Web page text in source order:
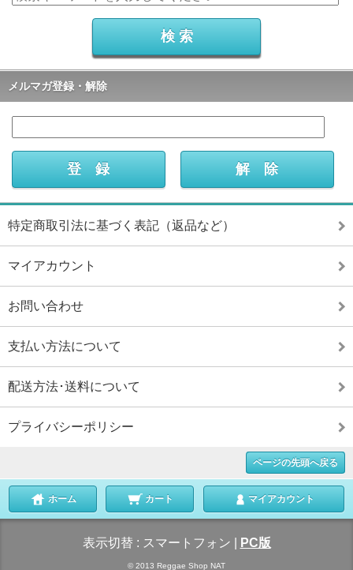
メルマガ登録・解除
特定商取引法に基づく表記（返品など）
マイアカウント
お問い合わせ
支払い方法について
配送方法･送料について
プライバシーポリシー
ページの先頭へ戻る
ホーム カート マイアカウント
表示切替 : スマートフォン PC版
© 2013 Reggae Shop NAT